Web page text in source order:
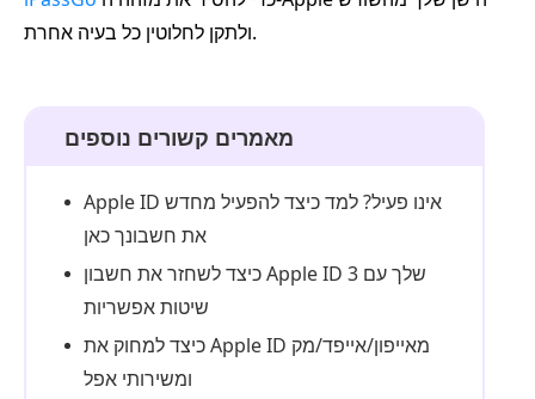
ולתקן לחלוטין כל בעיה אחרת.
מאמרים קשורים נוספים
Apple ID אינו פעיל? למד כיצד להפעיל מחדש
את חשבונך כאן
כיצד לשחזר את חשבון Apple ID שלך עם 3
שיטות אפשריות
כיצד למחוק את Apple ID מאייפון/אייפד/מק
ומשירותי אפל